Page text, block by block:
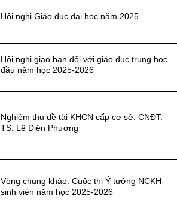
Hội nghị Giáo dục đại học năm 2025
Hội nghị giao ban đối với giáo dục trung học
đầu năm học 2025-2026
Nghiệm thu đề tài KHCN cấp cơ sở: CNĐT.
TS. Lê Diên Phương
Vòng chung khảo: Cuộc thi Ý tưởng NCKH
sinh viên năm học 2025-2026